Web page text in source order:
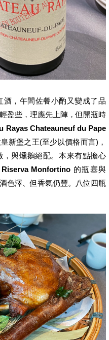
酒，午間佐餐小酌又變成了品
盈些，理應先上陣，但開瓶時
Rayas Chateauneuf du Pape
新堡之王(至少以價格而言)，
與燻鵝絕配。本來有點擔心
Monfortino 的瓶塞與
色澤、但香氣仍豐。八位四瓶